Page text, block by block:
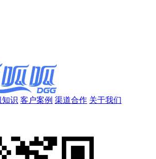
知识 客户案例 渠道合作 关于我们